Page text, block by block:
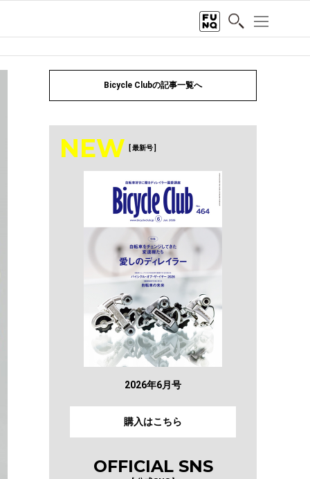
Bicycle Clubの記事一覧へ
NEW [ 最新号 ]
2026年6月号
購入はこちら
OFFICIAL SNS